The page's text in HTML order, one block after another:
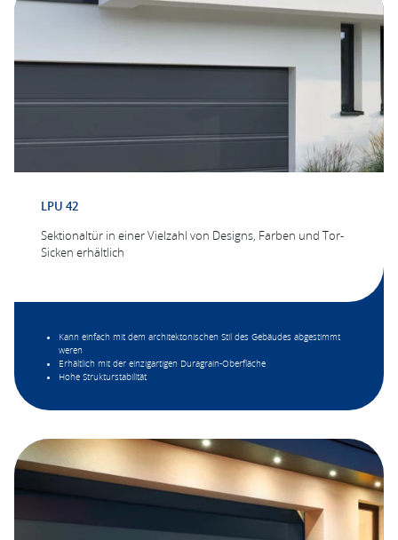
Klebetechnologie der Isolierglasscheiben
haben die Fenster einen verbesserten
größere Glasoberflächen.
LPU 42
Sektionaltür in einer Vielzahl von Designs, Farben und Tor-
Sicken erhältlich
Kann einfach mit dem architektonischen Stil des Gebäudes abgestimmt
weren
Erhältlich mit der einzigartigen Duragrain-Oberfläche
Hohe Strukturstabilität